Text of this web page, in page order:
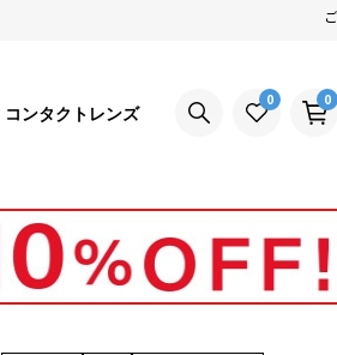
コンタクトレンズ
0 0